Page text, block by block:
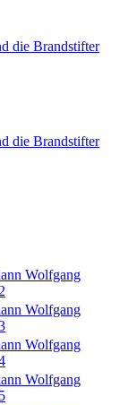
die Brandstifter
die Brandstifter
Wolfgang
Wolfgang
Wolfgang
Wolfgang